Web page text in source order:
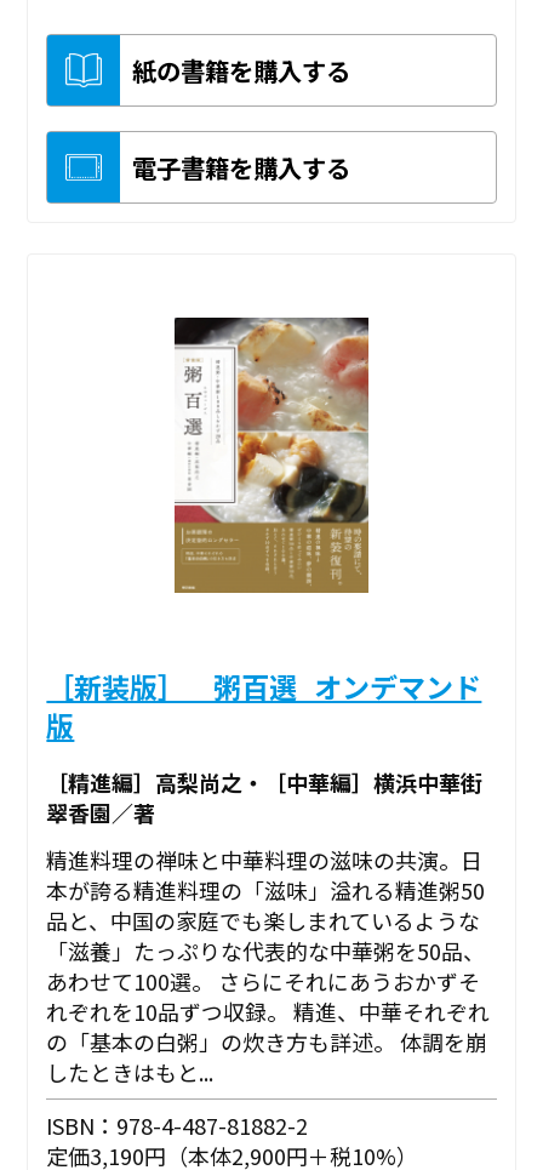
紙の書籍を購入する
電子書籍を購入する
［新装版］ 粥百選_オンデマンド
版
［精進編］高梨尚之・［中華編］横浜中華街
翠香園／著
精進料理の禅味と中華料理の滋味の共演。日
本が誇る精進料理の「滋味」溢れる精進粥50
品と、中国の家庭でも楽しまれているような
「滋養」たっぷりな代表的な中華粥を50品、
あわせて100選。 さらにそれにあうおかずそ
れぞれを10品ずつ収録。 精進、中華それぞれ
の「基本の白粥」の炊き方も詳述。 体調を崩
したときはもと...
ISBN：978-4-487-81882-2
定価3,190円（本体2,900円＋税10%）